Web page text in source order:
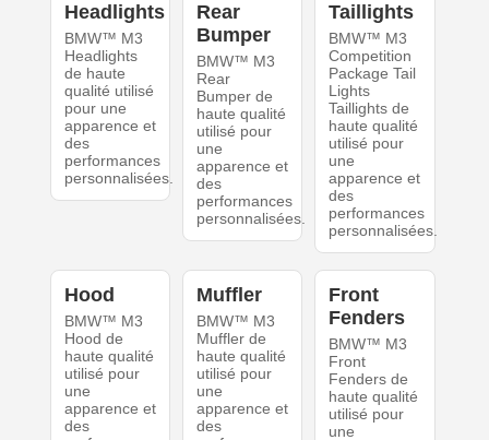
Headlights
BMW™ M3
Headlights
de haute
qualité utilisé
pour une
apparence et
des
performances
personnalisées.
Rear
Bumper
BMW™ M3
Rear
Bumper de
haute qualité
utilisé pour
une
apparence et
des
performances
personnalisées.
Taillights
BMW™ M3
Competition
Package Tail
Lights
Taillights de
haute qualité
utilisé pour
une
apparence et
des
performances
personnalisées.
Hood
BMW™ M3
Hood de
haute qualité
utilisé pour
une
apparence et
des
Muffler
BMW™ M3
Muffler de
haute qualité
utilisé pour
une
apparence et
des
Front
Fenders
BMW™ M3
Front
Fenders de
haute qualité
utilisé pour
une